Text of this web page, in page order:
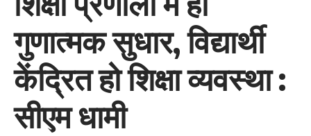
गुणात्मक सुधार, विद्यार्थी
केंद्रित हो शिक्षा व्यवस्था :
सीएम धामी